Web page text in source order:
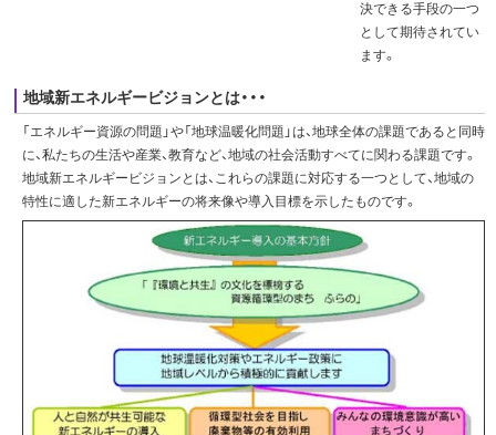
決できる手段の一つ
として期待されてい
ます。
地域新エネルギービジョンとは・・・
「エネルギー資源の問題」や「地球温暖化問題」は、地球全体の課題であると同時
に、私たちの生活や産業、教育など、地域の社会活動すべてに関わる課題です。
地域新エネルギービジョンとは、これらの課題に対応する一つとして、地域の
特性に適した新エネルギーの将来像や導入目標を示したものです。